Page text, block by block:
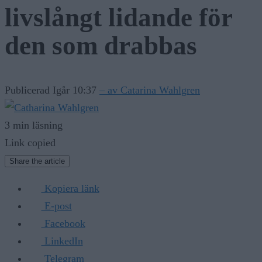
livslångt lidande för
den som drabbas
Publicerad Igår 10:37 – av Catarina Wahlgren
3 min läsning
Link copied
Share the article
Kopiera länk
E-post
Facebook
LinkedIn
Telegram